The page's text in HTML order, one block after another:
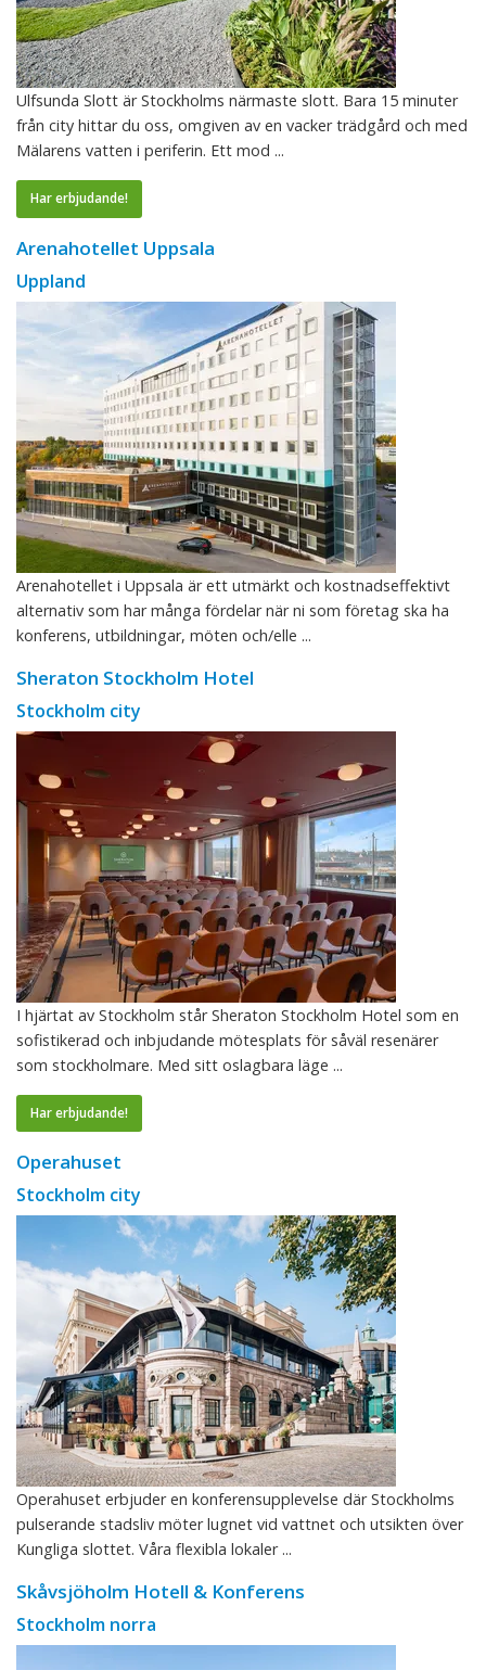
Ulfsunda Slott är Stockholms närmaste slott. Bara 15 minuter
från city hittar du oss, omgiven av en vacker trädgård och med
Mälarens vatten i periferin. Ett mod ...
Har erbjudande!
Arenahotellet Uppsala
Uppland
Arenahotellet i Uppsala är ett utmärkt och kostnadseffektivt
alternativ som har många fördelar när ni som företag ska ha
konferens, utbildningar, möten och/elle ...
Sheraton Stockholm Hotel
Stockholm city
I hjärtat av Stockholm står Sheraton Stockholm Hotel som en
sofistikerad och inbjudande mötesplats för såväl resenärer
som stockholmare. Med sitt oslagbara läge ...
Har erbjudande!
Operahuset
Stockholm city
Operahuset erbjuder en konferensupplevelse där Stockholms
pulserande stadsliv möter lugnet vid vattnet och utsikten över
Kungliga slottet. Våra flexibla lokaler ...
Skåvsjöholm Hotell & Konferens
Stockholm norra